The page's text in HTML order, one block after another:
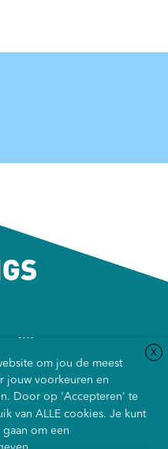
X
om jou de meest
jouw voorkeuren en
Door op 'Accepteren' te
van ALLE cookies. Je kunt
om een